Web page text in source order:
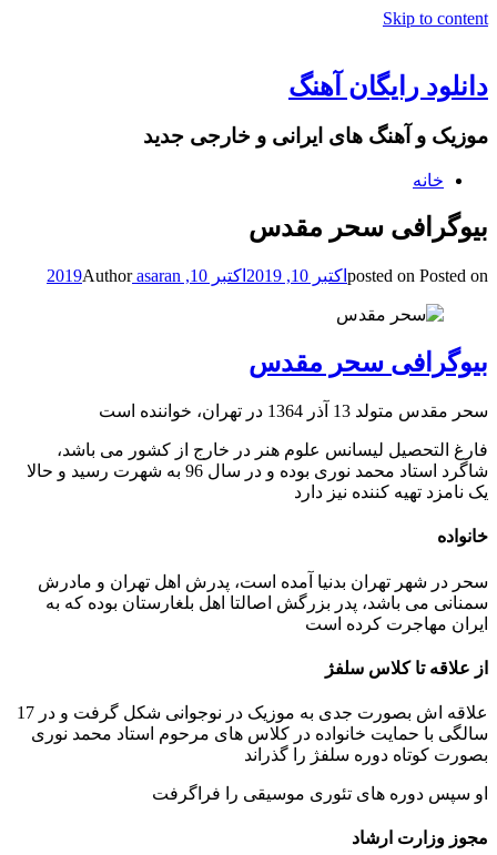
Skip to content
دانلود رایگان آهنگ
موزیک و آهنگ های ایرانی و خارجی جدید
خانه
بیوگرافی سحر مقدس
posted on Posted on اکتبر 10, 2019 اکتبر 10, 2019 Authorasaran
بیوگرافی سحر مقدس
سحر مقدس متولد 13 آذر 1364 در تهران، خواننده است
فارغ التحصیل لیسانس علوم هنر در خارج از کشور می باشد،
شاگرد استاد محمد نوری بوده و در سال 96 به شهرت رسید و حالا
یک نامزد تهیه کننده نیز دارد
خانواده
سحر در شهر تهران بدنیا آمده است، پدرش اهل تهران و مادرش
سمنانی می باشد، پدر بزرگش اصالتا اهل بلغارستان بوده که به
ایران مهاجرت کرده است
از علاقه تا کلاس سلفژ
علاقه اش بصورت جدی به موزیک در نوجوانی شکل گرفت و در 17
سالگی با حمایت خانواده در کلاس های مرحوم استاد محمد نوری
بصورت کوتاه دوره سلفژ را گذراند
او سپس دوره های تئوری موسیقی را فراگرفت
مجوز وزارت ارشاد